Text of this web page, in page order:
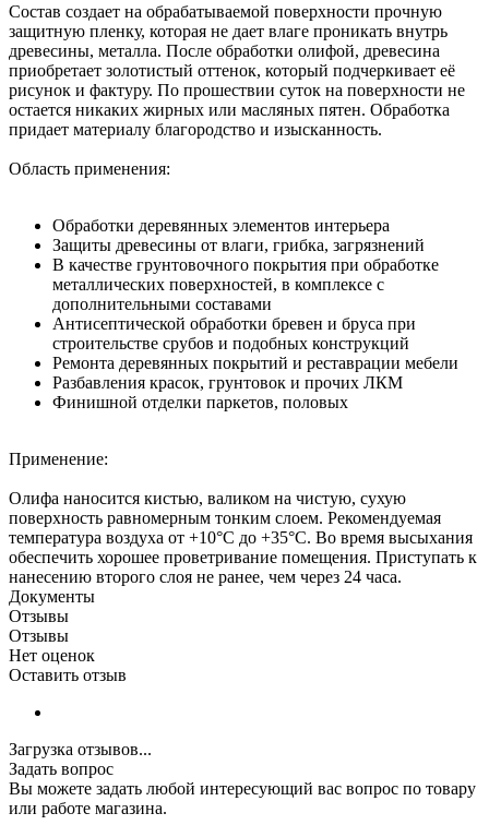
Состав создает на обрабатываемой поверхности прочную
защитную пленку, которая не дает влаге проникать внутрь
древесины, металла. После обработки олифой, древесина
приобретает золотистый оттенок, который подчеркивает её
рисунок и фактуру. По прошествии суток на поверхности не
остается никаких жирных или масляных пятен. Обработка
придает материалу благородство и изысканность.
Область применения:
Обработки деревянных элементов интерьера
Защиты древесины от влаги, грибка, загрязнений
В качестве грунтовочного покрытия при обработке
металлических поверхностей, в комплексе с
дополнительными составами
Антисептической обработки бревен и бруса при
строительстве срубов и подобных конструкций
Ремонта деревянных покрытий и реставрации мебели
Разбавления красок, грунтовок и прочих ЛКМ
Финишной отделки паркетов, половых
Применение:
Олифа наносится кистью, валиком на чистую, сухую
поверхность равномерным тонким слоем. Рекомендуемая
температура воздуха от +10°C до +35°C. Во время высыхания
обеспечить хорошее проветривание помещения. Приступать к
нанесению второго слоя не ранее, чем через 24 часа.
Документы
Отзывы
Отзывы
Нет оценок
Оставить отзыв
Загрузка отзывов...
Задать вопрос
Вы можете задать любой интересующий вас вопрос по товару
или работе магазина.